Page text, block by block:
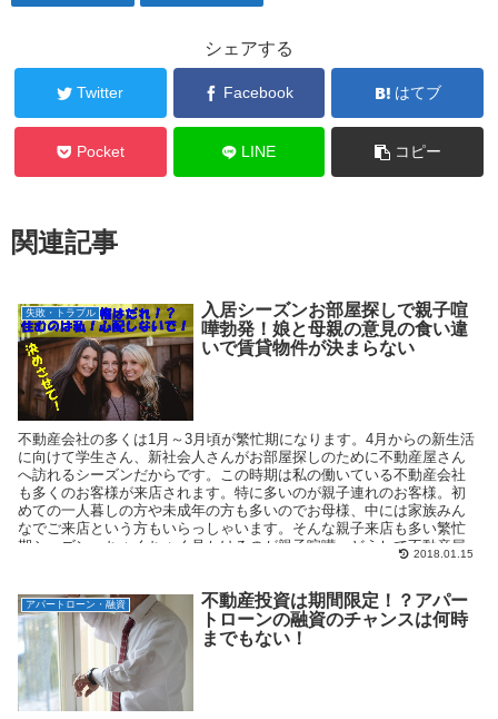
シェアする
Twitter Facebook はてブ
Pocket LINE コピー
関連記事
失敗・トラブル
入居シーズンお部屋探しで親子喧
嘩勃発！娘と母親の意見の食い違
いで賃貸物件が決まらない
不動産会社の多くは1月～3月頃が繁忙期になります。4月からの新生活
に向けて学生さん、新社会人さんがお部屋探しのために不動産屋さん
へ訪れるシーズンだからです。この時期は私の働いている不動産会社
も多くのお客様が来店されます。特に多いのが親子連れのお客様。初
めての一人暮しの方や未成年の方も多いのでお母様、中には家族みん
なでご来店という方もいらっしゃいます。そんな親子来店も多い繁忙
期シーズン、ちょくちょく見かけるのが親子喧嘩。どうして不動産屋
で親子喧嘩が始まってしまうのでしょうか、そんな出来事を紹介致し
2018.01.15
アパートローン・融資
不動産投資は期間限定！？アパー
トローンの融資のチャンスは何時
までもない！